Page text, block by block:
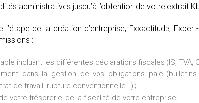
administratives jusqu’à l’obtention de votre extrait
l’étape de la création d’entreprise, Exxactitude,
:
incluant les différentes déclarations fiscales (IS, TVA,
dans la gestion de vos obligations paie
de travail, rupture conventionnelle…) ;
votre trésorerie, de la fiscalité de votre entreprise, ….